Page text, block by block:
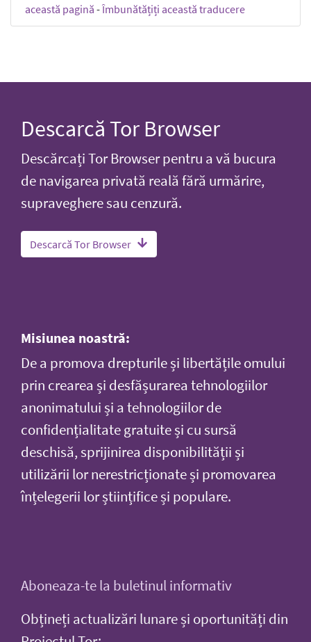
această pagină -Îmbunătățiți această traducere
Descarcă Tor Browser
Descărcați Tor Browser pentru a vă bucura
de navigarea privată reală fără urmărire,
supraveghere sau cenzură.
Descarcă Tor Browser
Misiunea noastră:
De a promova drepturile și libertățile omului
prin crearea și desfășurarea tehnologiilor
anonimatului și a tehnologiilor de
confidențialitate gratuite și cu sursă
deschisă, sprijinirea disponibilității și
utilizării lor nerestricționate și promovarea
înțelegerii lor științifice și populare.
Aboneaza-te la buletinul informativ
Obțineți actualizări lunare și oportunități din